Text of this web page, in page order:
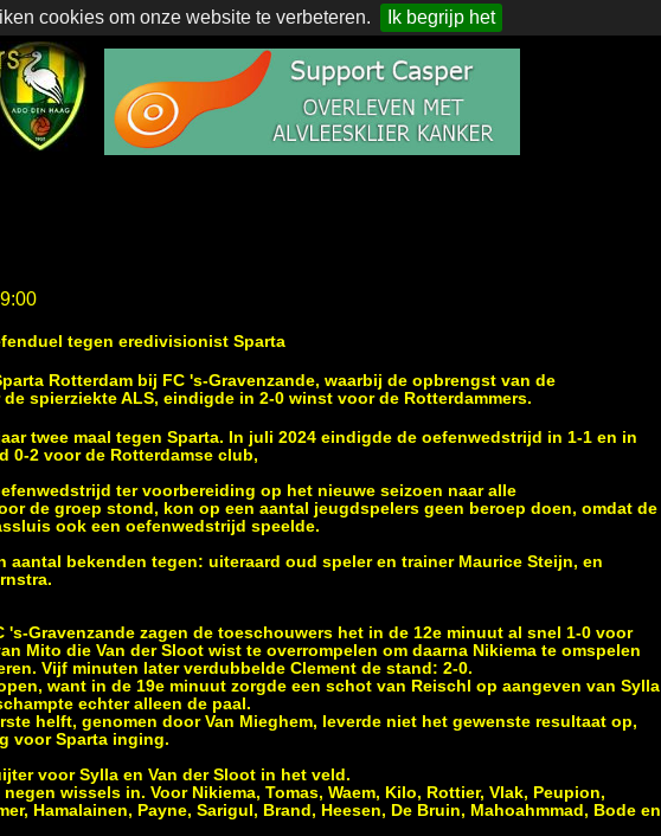
cookies om onze website te verbeteren. Ik begrijp het
tegen eredivisionist Sparta
Rotterdam bij FC 's-Gravenzande, waarbij de opbrengst van de
spierziekte ALS, eindigde in 2-0 winst voor de Rotterdammers.
twee maal tegen Sparta. In juli 2024 eindigde de oefenwedstrijd in 1-1 en in
0-2 voor de Rotterdamse club,
ter voorbereiding op het nieuwe seizoen naar alle
de groep stond, kon op een aantal jeugdspelers geen beroep doen, omdat de
ook een oefenwedstrijd speelde.
aantal bekenden tegen: uiteraard oud speler en trainer Maurice Steijn, en
's-Gravenzande zagen de toeschouwers het in de 12e minuut al snel 1-0 voor
Mito die Van der Sloot wist te overrompelen om daarna Nikiema te omspelen
Vijf minuten later verdubbelde Clement de stand: 2-0.
want in de 19e minuut zorgde een schot van Reischl op aangeven van Sylla
echter alleen de paal.
helft, genomen door Van Mieghem, leverde niet het gewenste resultaat op,
voor Sparta inging.
voor Sylla en Van der Sloot in het veld.
wissels in. Voor Nikiema, Tomas, Waem, Kilo, Rottier, Vlak, Peupion,
Hamalainen, Payne, Sarigul, Brand, Heesen, De Bruin, Mahoahmmad, Bode en